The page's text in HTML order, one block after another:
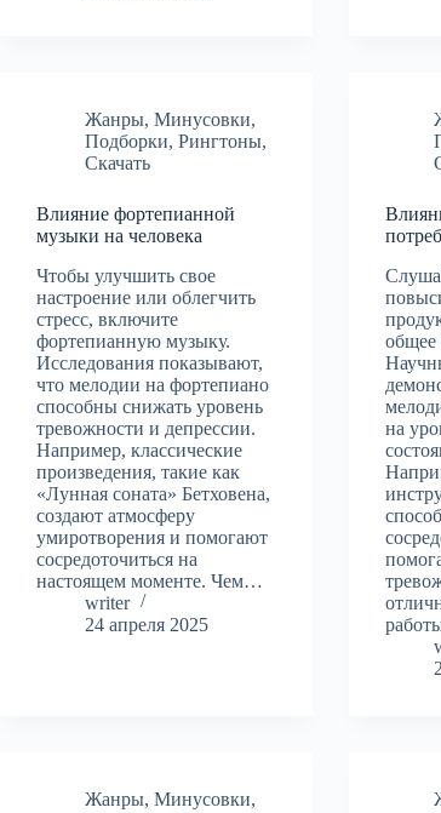
Жанры, Минусовки,
Подборки, Рингтоны,
Скачать
Влияние фортепианной
музыки на человека
Чтобы улучшить свое
настроение или облегчить
стресс, включите
фортепианную музыку.
Исследования показывают,
что мелодии на фортепиано
способны снижать уровень
тревожности и депрессии.
Например, классические
произведения, такие как
«Лунная соната» Бетховена,
создают атмосферу
умиротворения и помогают
сосредоточиться на
настоящем моменте. Чем…
writer
24 апреля 2025
общее
на
Жанры, Минусовки,